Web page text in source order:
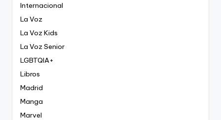
Internacional
La Voz
La Voz Kids
La Voz Senior
LGBTQIA+
Libros
Madrid
Manga
Marvel